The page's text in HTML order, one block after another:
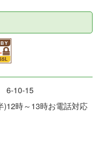
6-10-15
時～13時お電話対応